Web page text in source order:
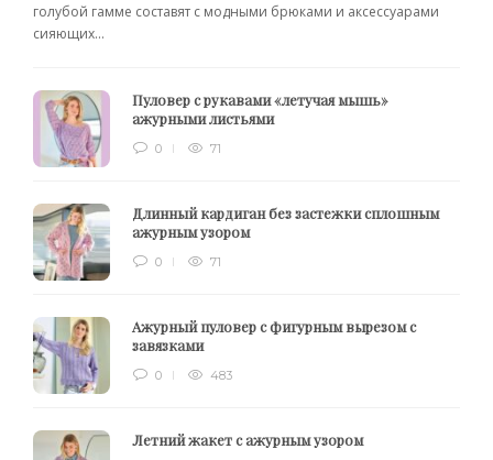
голубой гамме составят с модными брюками и аксессуарами
сияющих...
Пуловер с рукавами «летучая мышь»
ажурными листьями
0 71
Длинный кардиган без застежки сплошным
ажурным узором
0 71
Ажурный пуловер с фигурным вырезом с
завязками
0 483
Летний жакет с ажурным узором